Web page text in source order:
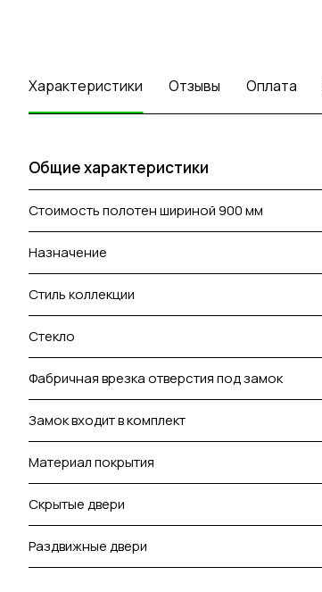
Характеристики Отзывы Оплата
Общие характеристики
Стоимость полотен шириной 900 мм
Назначение
Стиль коллекции
Стекло
Фабричная врезка отверстия под замок
Замок входит в комплект
Материал покрытия
Скрытые двери
Раздвижные двери